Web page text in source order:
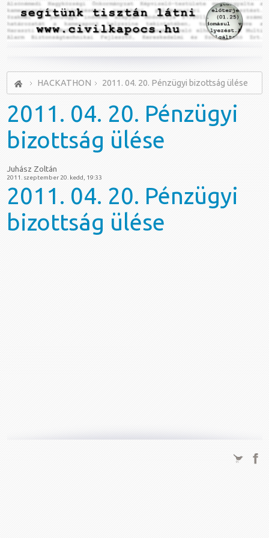
HACKATHON 2011. 04. 20. Pénzügyi bizottság ülése
2011. 04. 20. Pénzügyi
bizottság ülése
Juhász Zoltán
2011. szeptember 20. kedd, 19:33
2011. 04. 20. Pénzügyi
bizottság ülése